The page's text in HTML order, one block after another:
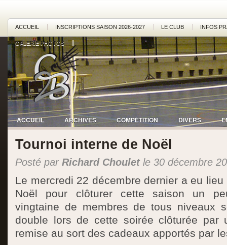
ACCUEIL INSCRIPTIONS SAISON 2026-2027 LE CLUB INFOS
GALERIE PHOTOS
ACCUEIL ARCHIVES COMPÉTITION DIVERS
Tournoi interne de Noël
Posté par Richard Chouletle 30 décembre
Le mercredi 22 décembre dernier a eu
Noël pour clôturer cette saison un
vingtaine de membres de tous niveaux
double lors de cette soirée clôturée par
remise au sort des cadeaux apportés par